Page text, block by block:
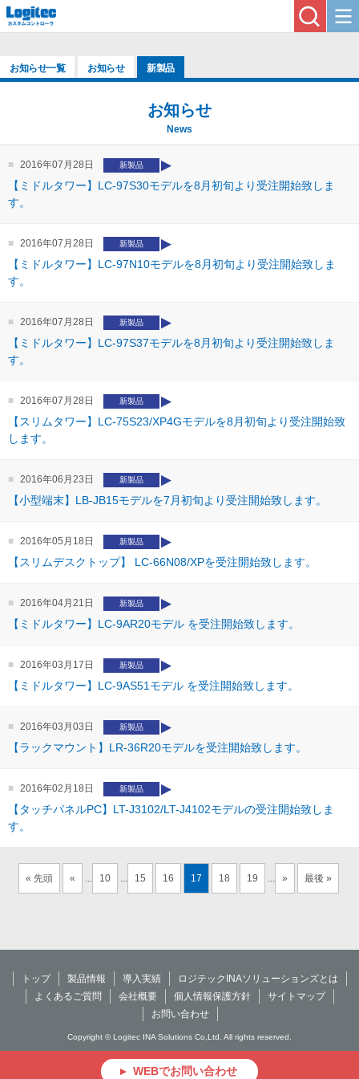
WEBでお問い合わせ
お知らせ一覧 お知らせ 新製品
お知らせ
News
2016年07月28日 新製品
【ミドルタワー】LC-97S30モデルを8月初旬より受注開始致しま
す。
2016年07月28日 新製品
【ミドルタワー】LC-97N10モデルを8月初旬より受注開始致しま
す。
2016年07月28日 新製品
【ミドルタワー】LC-97S37モデルを8月初旬より受注開始致しま
す。
2016年07月28日 新製品
【スリムタワー】LC-75S23/XP4Gモデルを8月初旬より受注開始致
します。
2016年06月23日 新製品
【小型端末】LB-JB15モデルを7月初旬より受注開始致します。
2016年05月18日 新製品
【スリムデスクトップ】 LC-66N08/XPを受注開始致します。
2016年04月21日 新製品
【ミドルタワー】LC-9AR20モデル を受注開始致します。
2016年03月17日 新製品
【ミドルタワー】LC-9AS51モデル を受注開始致します。
2016年03月03日 新製品
【ラックマウント】LR-36R20モデルを受注開始致します。
2016年02月18日 新製品
【タッチパネルPC】LT-J3102/LT-J4102モデルの受注開始致しま
す。
« 先頭 « ... 10 ... 15 16 17 18 19 ... » 最後 »
トップ 製品情報 導入実績
ロジテックINAソリューションズとは
よくあるご質問
会社概要 個人情報保護方針
サイトマップ
お問い合わせ
Copyright © Logitec INA Solutions Co,Ltd. All rights reserved.